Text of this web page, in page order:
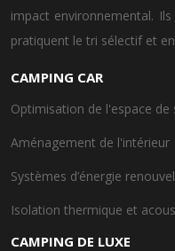
impact environnemental.
pratiquent le tri sélectif et
CAMPING CAR
Optimisation de l'espace de
Aménagement de l'intérieur
Systèmes d’énergie
Isolation thermique et
CAMPING DE LUXE